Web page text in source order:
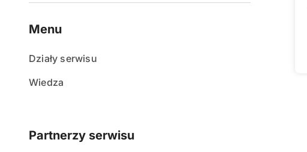
Menu
Działy serwisu
Wiedza
Partnerzy serwisu